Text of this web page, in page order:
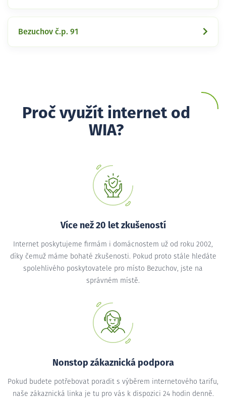
Bezuchov č.p. 91
Proč využít internet od
WIA?
Více než 20 let zkušeností
Internet poskytujeme firmám i domácnostem už od roku 2002,
díky čemuž máme bohaté zkušenosti. Pokud proto stále hledáte
spolehlivého poskytovatele pro místo Bezuchov, jste na
správném místě.
Nonstop zákaznická podpora
Pokud budete potřebovat poradit s výběrem internetového tarifu,
naše zákaznická linka je tu pro vás k dispozici 24 hodin denně.